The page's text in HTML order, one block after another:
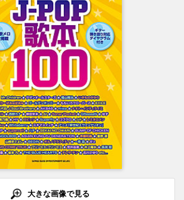
大きな画像で見る